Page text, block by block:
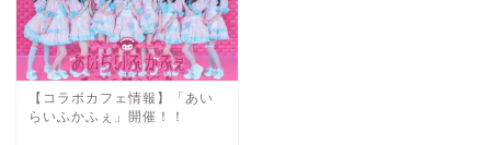
【コラボカフェ情報】「あい
らいふかふぇ」開催！！